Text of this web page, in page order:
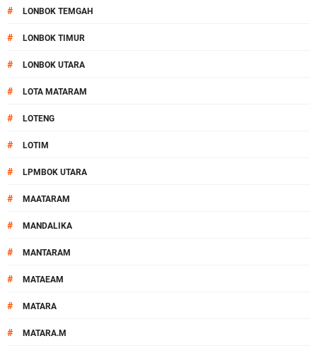
# LONBOK TEMGAH
# LONBOK TIMUR
# LONBOK UTARA
# LOTA MATARAM
# LOTENG
# LOTIM
# LPMBOK UTARA
# MAATARAM
# MANDALIKA
# MANTARAM
# MATAEAM
# MATARA
# MATARA.M